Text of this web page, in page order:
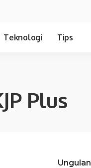
Teknologi Tips
Plus
Ungulan